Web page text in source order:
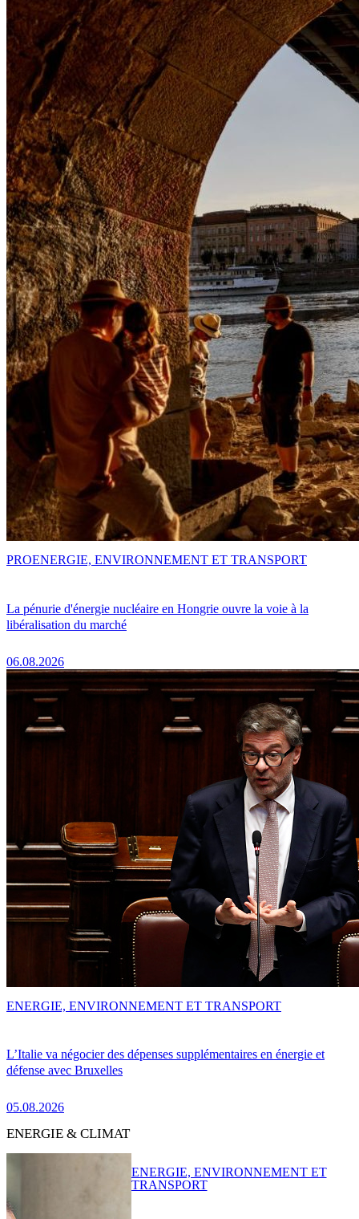
La pénurie d'énergie nucléaire en Hongrie ouvre la voie à la
libéralisation du marché
06.08.2026
PROENERGIE, ENVIRONNEMENT ET TRANSPORT
L’Italie va négocier des dépenses supplémentaires en énergie et
défense avec Bruxelles
05.08.2026
ENERGIE, ENVIRONNEMENT ET TRANSPORT
ENERGIE & CLIMAT
ENERGIE, ENVIRONNEMENT ET
TRANSPORT